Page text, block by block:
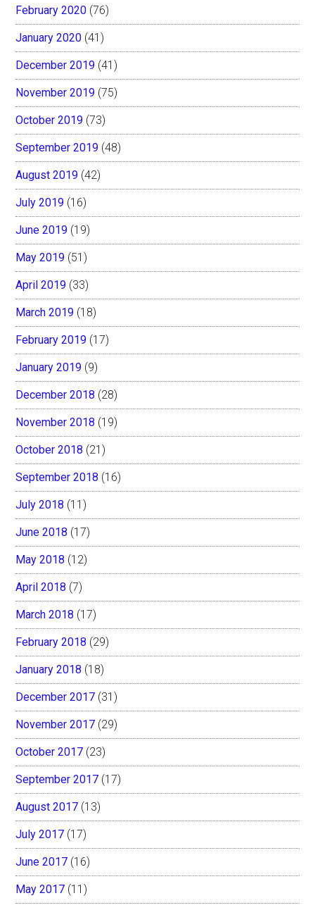
February 2020 (76)
January 2020 (41)
December 2019 (41)
November 2019 (75)
October 2019 (73)
September 2019 (48)
August 2019 (42)
July 2019 (16)
June 2019 (19)
May 2019 (51)
April 2019 (33)
March 2019 (18)
February 2019 (17)
January 2019 (9)
December 2018 (28)
November 2018 (19)
October 2018 (21)
September 2018 (16)
July 2018 (11)
June 2018 (17)
May 2018 (12)
April 2018 (7)
March 2018 (17)
February 2018 (29)
January 2018 (18)
December 2017 (31)
November 2017 (29)
October 2017 (23)
September 2017 (17)
August 2017 (13)
July 2017 (17)
June 2017 (16)
May 2017 (11)